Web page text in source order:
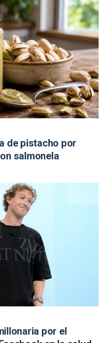
de pistacho por
salmonela
por el